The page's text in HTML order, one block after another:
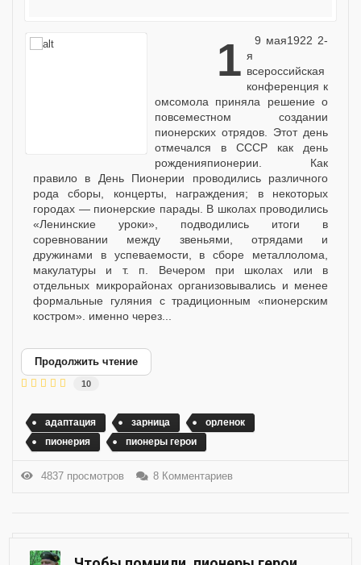
19 мая1922 2- я
всероссийская
конференция к
омсомола приняла решение о
повсеместном создании
пионерских отрядов. Этот день
отмечался в СССР как день
рожденияпионерии. Как
правило в День Пионерии проводились различного
рода сборы, концерты, награждения; в некоторых
городах — пионерские парады. В школах проводились
«Ленинские уроки», подводились итоги в
соревновании между звеньями, отрядами и
дружинами в успеваемости, в сборе металлолома,
макулатуры и т. п. Вечером при школах или в
отдельных микрорайонах организовывались и менее
формальные гуляния с традиционным «пионерским
костром». именно через...
Продолжить чтение
10
адаптация зарница
орленок
пионерия
пионеры герои
4837 просмотров 8 Комментариев